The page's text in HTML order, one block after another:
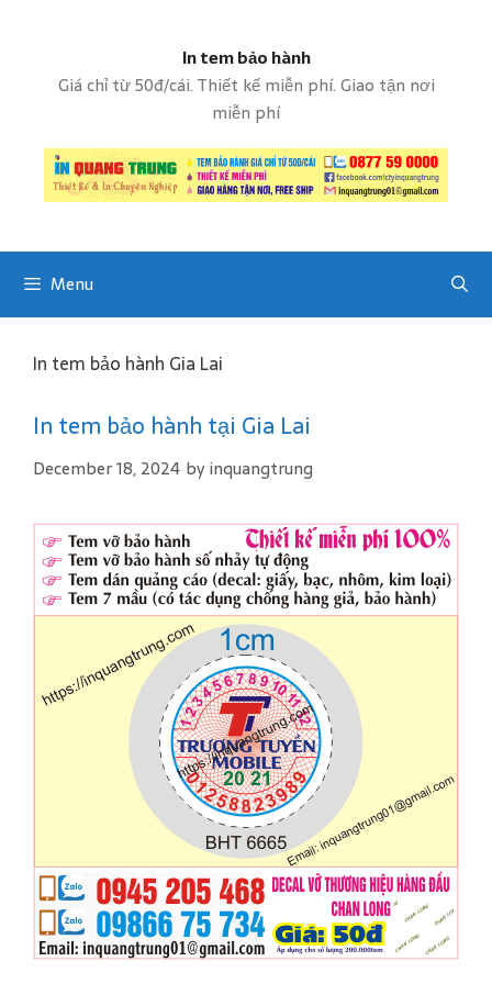
t
In tem bảo hành
Giá chỉ từ 50đ/cái. Thiết kế miễn phí. Giao tận nơi
miễn phí
Menu
In tem bảo hành Gia Lai
​In tem bảo hành tại Gia Lai
December 18, 2024 by inquangtrung